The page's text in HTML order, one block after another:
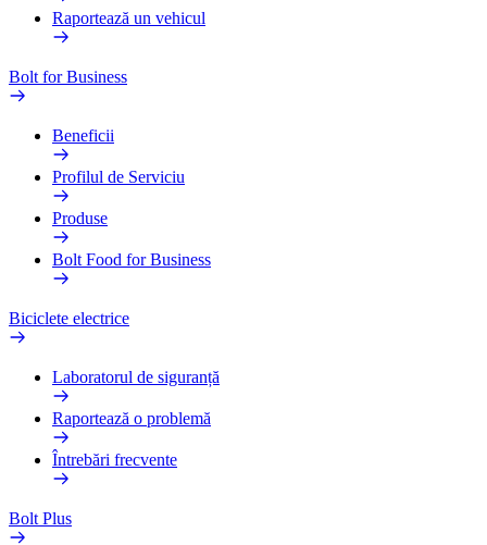
Raportează un vehicul
Bolt for Business
Beneficii
Profilul de Serviciu
Produse
Bolt Food for Business
Biciclete electrice
Laboratorul de siguranță
Raportează o problemă
Întrebări frecvente
Bolt Plus